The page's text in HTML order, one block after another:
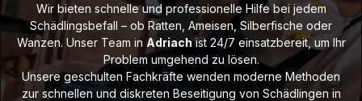
Wir bieten schnelle und professionelle Hilfe bei jedem
Schädlingsbefall – ob Ratten, Ameisen, Silberfische oder
Wanzen. Unser Team in Adriachist 24/7 einsatzbereit, um Ihr
Problem umgehend zu lösen.
Unsere geschulten Fachkräfte wenden moderne Methoden
zur schnellen und diskreten Beseitigung von Schädlingen in